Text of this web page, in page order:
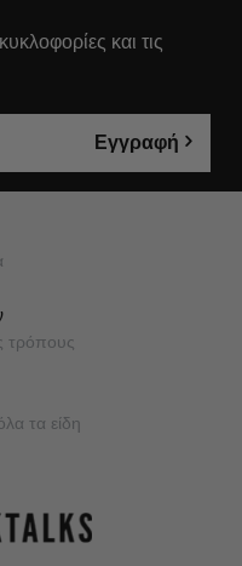
και τις
Εγγραφή
τρόπους
τα είδη